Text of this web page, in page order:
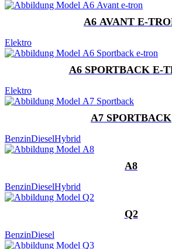
A6 AVANT E-
Elektro
A6 SPORTBACK E-
Elektro
A7 SPORTBACK
BenzinDieselHybrid
A8
BenzinDieselHybrid
Q2
BenzinDiesel